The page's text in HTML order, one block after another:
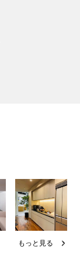
もっと見る